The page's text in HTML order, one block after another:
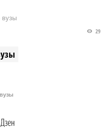
вузы
29